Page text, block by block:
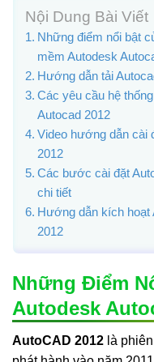
Nội Dung Bài Viết
Những điểm nổi bật
mềm Autodesk
Hướng dẫn tải
Các yêu cầu hệ
Autocad 2012
Video hướng dẫn cài
2012
Các bước cài đặt
chi tiết
Hướng dẫn kích hoạt
2012
Những Điểm
Autodesk
AutoCAD 2012 là